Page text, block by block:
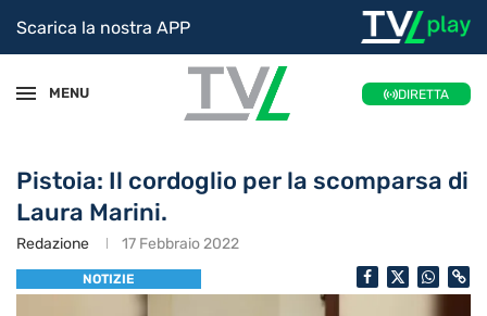
Scarica la nostra APP
MENU DIRETTA
Pistoia: Il cordoglio per la scomparsa di
Laura Marini.
Redazione 17 Febbraio 2022
NOTIZIE